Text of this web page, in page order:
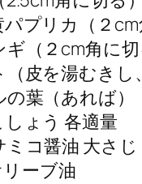
パプリカ（２
ギ（２cm角に
（皮を湯むき
の葉（あれば）
しょう 各適量
ミコ醤油 大さじ
リーブ油